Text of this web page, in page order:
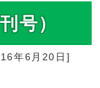
号）
年6月20日 ]